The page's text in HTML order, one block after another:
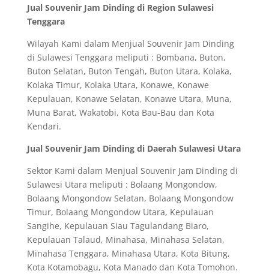
Jual Souvenir Jam Dinding di Region Sulawesi
Tenggara
Wilayah Kami dalam Menjual Souvenir Jam Dinding
di Sulawesi Tenggara meliputi : Bombana, Buton,
Buton Selatan, Buton Tengah, Buton Utara, Kolaka,
Kolaka Timur, Kolaka Utara, Konawe, Konawe
Kepulauan, Konawe Selatan, Konawe Utara, Muna,
Muna Barat, Wakatobi, Kota Bau-Bau dan Kota
Kendari.
Jual Souvenir Jam Dinding di Daerah Sulawesi Utara
Sektor Kami dalam Menjual Souvenir Jam Dinding di
Sulawesi Utara meliputi : Bolaang Mongondow,
Bolaang Mongondow Selatan, Bolaang Mongondow
Timur, Bolaang Mongondow Utara, Kepulauan
Sangihe, Kepulauan Siau Tagulandang Biaro,
Kepulauan Talaud, Minahasa, Minahasa Selatan,
Minahasa Tenggara, Minahasa Utara, Kota Bitung,
Kota Kotamobagu, Kota Manado dan Kota Tomohon.